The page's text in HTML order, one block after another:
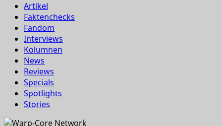
Artikel
Faktenchecks
Fandom
Interviews
Kolumnen
News
Reviews
Specials
Spotlights
Stories